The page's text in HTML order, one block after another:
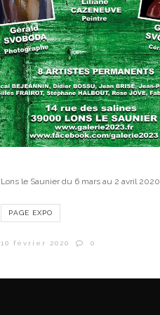
Lons le Saunier du 6 mars au 2 avril 2020
PAGE EXPO
10 février 2020 0